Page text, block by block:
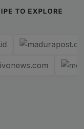
TO EXPLORE